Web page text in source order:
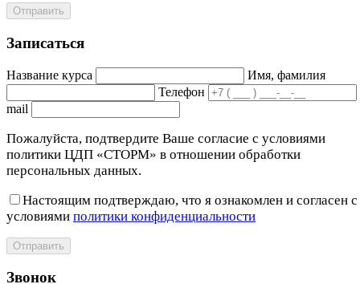
Отправить
Записаться
Название курса
Имя, фамилия
Телефон
mail
Пожалуйста, подтвердите Ваше согласие с условиями
политики ЦДП «СТОРМ» в отношении обработки
персональных данных.
Настоящим подтверждаю, что я ознакомлен и согласен с
условиями политики конфиденциальности
Отправить
Звонок